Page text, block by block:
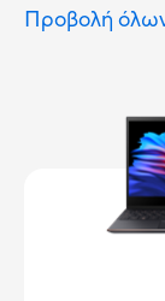
Προβολή